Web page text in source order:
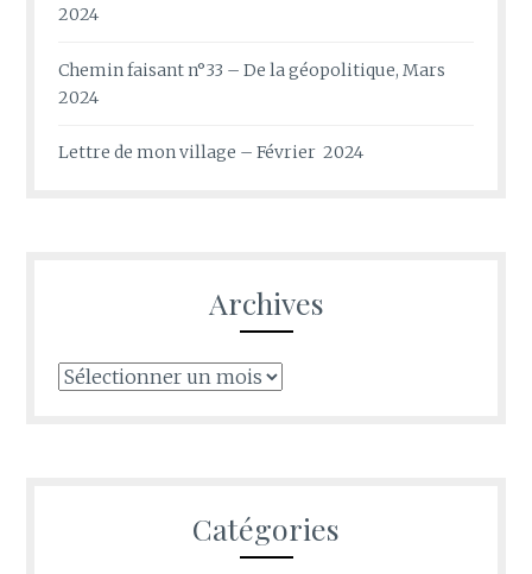
2024
Chemin faisant n°33 – De la géopolitique, Mars
2024
Lettre de mon village – Février 2024
Archives
Archives
Catégories